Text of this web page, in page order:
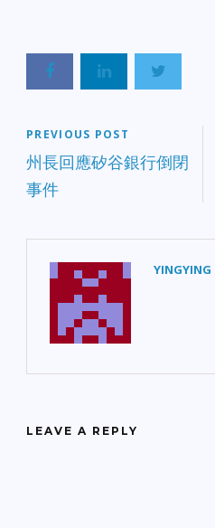
PREVIOUS POST
州長回應矽谷銀行倒閉
事件
YINGYING
LEAVE A REPLY